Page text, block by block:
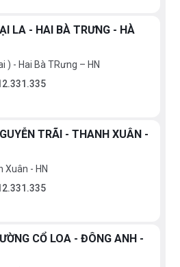
LA - HAI BÀ TRƯNG - HÀ
) - Hai Bà TRưng – HN
TRÃI - THANH XUÂN -
Xuân - HN
CỔ LOA - ĐÔNG ANH -